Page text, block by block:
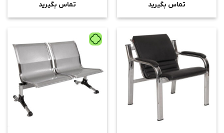
نمره ۴
تماس بگیرید نمره ۴
تماس بگیرید